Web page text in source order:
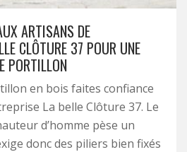
ARTISANS DE
CLÔTURE 37 POUR UNE
PORTILLON
en bois faites confiance
La belle Clôture 37. Le
d’homme pèse un
donc des piliers bien fixés